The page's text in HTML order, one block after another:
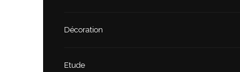
Décoration
Etude